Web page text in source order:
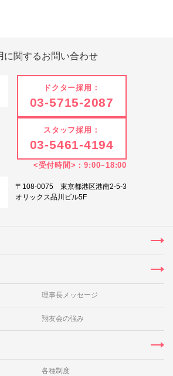
に関するお問い合わせ
ドクター採用：
03-5715-2087
スタッフ採用：
03-5461-4194
<受付時間>：9:00~18:00
〒108-0075 東京都港区港南2-5-3
オリックス品川ビル5F
理事長メッセージ
翔友会の強み
各種制度